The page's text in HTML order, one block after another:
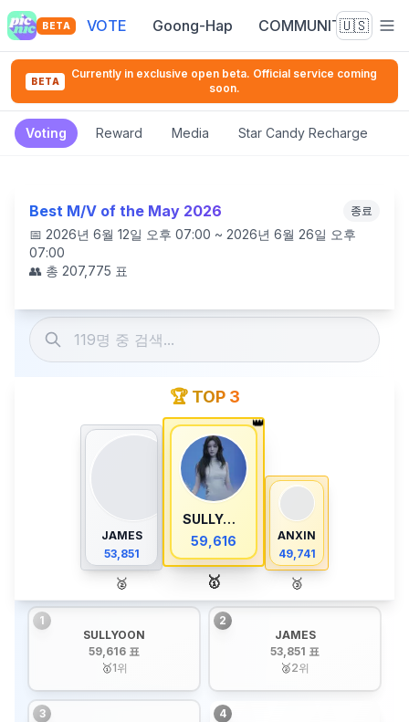
BETA VOTE Goong-Hap COMMUNITY🇺🇸
BETA
Currently in exclusive open beta. Official service coming
soon.
Voting Reward Media Star Candy Recharge
Best M/V of the May 2026 종료
📅 2026년 6월 12일 오후 07:00 ~ 2026년 6월 26일 오후
07:00
👥 총 207,775 표
🏆 TOP 3
JAMES
53,851
🥈
👑
SULLYOON
59,616
🥇
ANXIN
49,741
🥉
1
SULLYOON
59,616 표
🥇1위
2
JAMES
53,851 표
🥈2위
3
4